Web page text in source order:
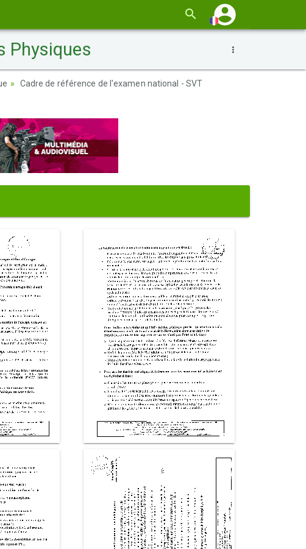
Physiques
Cadre de référence de l'examen national - SVT